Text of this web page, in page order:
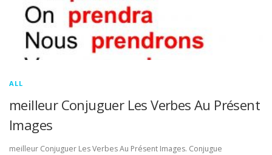
ALL
meilleur Conjuguer Les Verbes Au Présent
Images
meilleur Conjuguer Les Verbes Au Présent Images. Conjugue